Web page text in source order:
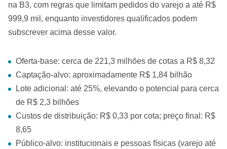
na B3, com regras que limitam pedidos do varejo a até R$
999,9 mil, enquanto investidores qualificados podem
subscrever acima desse valor.
Oferta-base: cerca de 221,3 milhões de cotas a R$ 8,32
Captação-alvo: aproximadamente R$ 1,84 bilhão
Lote adicional: até 25%, elevando o potencial para cerca
de R$ 2,3 bilhões
Custos de distribuição: R$ 0,33 por cota; preço final: R$
8,65
Público-alvo: institucionais e pessoas físicas (varejo até